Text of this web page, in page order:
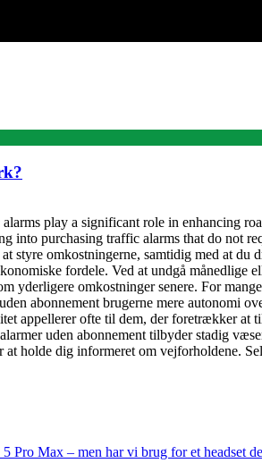
play a significant role in enhancing
into purchasing traffic alarms that do not
styre omkostningerne, samtidig med at
fordele. Ved at undgå
yderligere omkostninger senere. For
abonnement brugerne mere autonomi
appellerer ofte til dem, der foretrækker
uden abonnement tilbyder stadig
holde dig informeret om vejforholdene.
Pro Max – men har vi brug for et headset